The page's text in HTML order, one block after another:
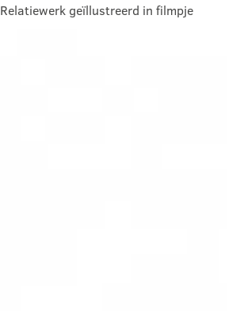
Relatiewerk geïllustreerd in filmpje